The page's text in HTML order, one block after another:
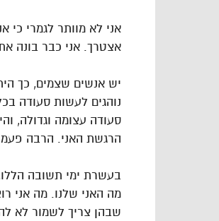
אני לא מוותר לגמרי כי
אצטרך. אני כבר בונה
יש אנשים שצמים, כך
נוהגים לעשות סעודה
סעודה עצומה וגדולה,
הרגשת האני. הרבה
בעשרת ימי תשובה
מה האני שלנו. מה אני
שבהן צריך לשמור לא